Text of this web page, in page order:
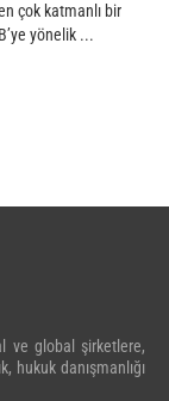
çok katmanlı bir
yönelik ...
ve global şirketlere,
hukuk danışmanlığı